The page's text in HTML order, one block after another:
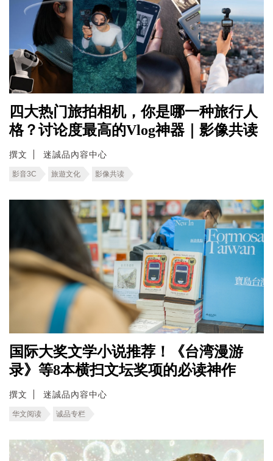
四大热门旅拍相机，你是哪一种旅行人
格？讨论度最高的Vlog神器｜影像共读
撰文 迷誠品內容中心
影音3C 旅遊文化 影像共读
国际大奖文学小说推荐！《台湾漫游
录》等8本横扫文坛奖项的必读神作
撰文 迷誠品內容中心
华文阅读 诚品专栏